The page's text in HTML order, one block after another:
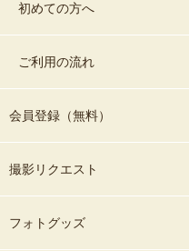
初めての方へ
ご利用の流れ
会員登録（無料）
撮影リクエスト
フォトグッズ